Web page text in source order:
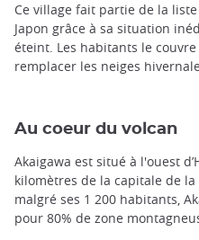
Ce village fait partie de la
Japon grâce à sa situation
éteint. Les habitants le
remplacer les neiges
Au coeur du volcan
Akaigawa est situé à l'ouest
kilomètres de la capitale de
malgré ses 1 200 habitants,
pour 80% de zone